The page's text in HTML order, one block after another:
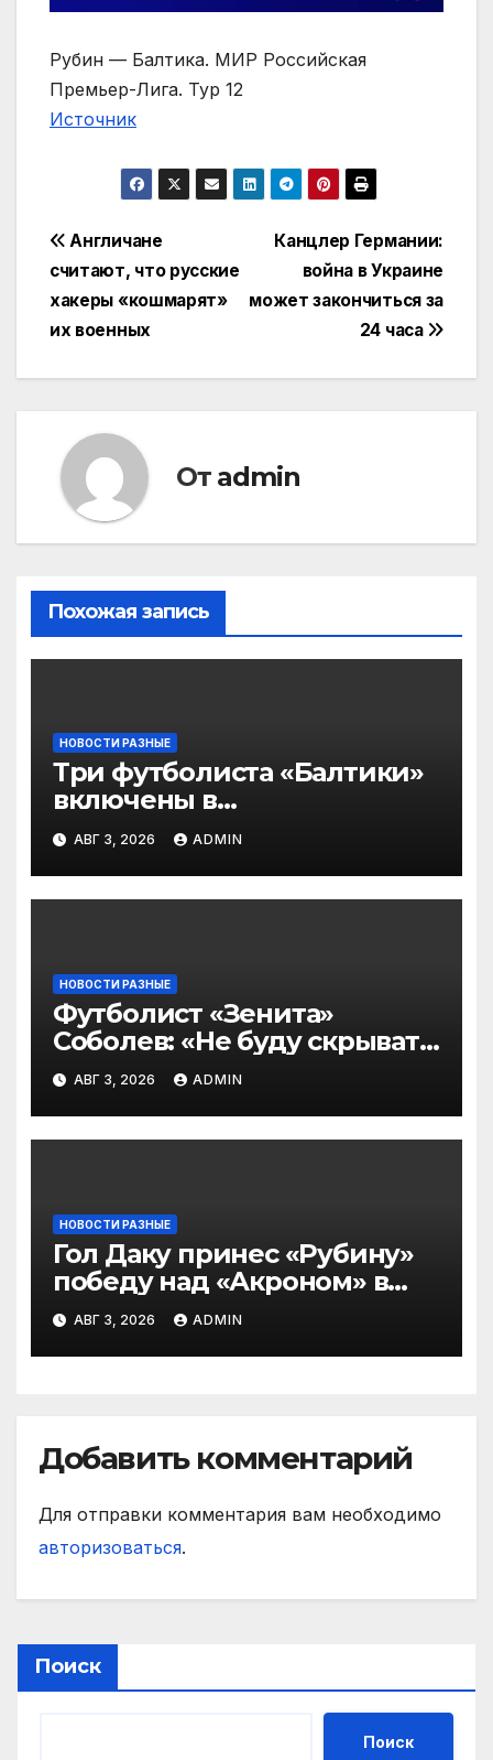
Рубин — Балтика. МИР Российская
Премьер-Лига. Тур 12
Источник
Навигация
по
записям
Канцлер Германии:
война в Украине
может закончиться за
24 часа
Англичане
считают, что русские
хакеры «кошмарят»
их военных
От admin
Похожая запись
НОВОСТИ РАЗНЫЕ
Три футболиста «Балтики»
включены в
символическую сборную
2‑го тура РПЛ по версии
подписчиков МАТЧ
ПРЕМЬЕР
АВГ 3, 2026 ADMIN
НОВОСТИ РАЗНЫЕ
Футболист «Зенита»
Соболев: «Не буду скрывать
— в Оренбурге всегда
тяжело играть»
АВГ 3, 2026 ADMIN
НОВОСТИ РАЗНЫЕ
Гол Даку принес «Рубину»
победу над «Акроном» в
матче РПЛ
АВГ 3, 2026 ADMIN
Добавить комментарий
Для отправки комментария вам необходимо
авторизоваться.
Поиск
Поиск